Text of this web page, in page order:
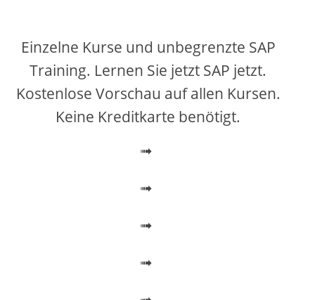
V
i
e
o
Einzelne Kurse und unbegrenzte SAP
Training. Lernen Sie jetzt SAP jetzt.
Kostenlose Vorschau auf allen Kursen.
Keine Kreditkarte benötigt.
➟
➟
➟
➟